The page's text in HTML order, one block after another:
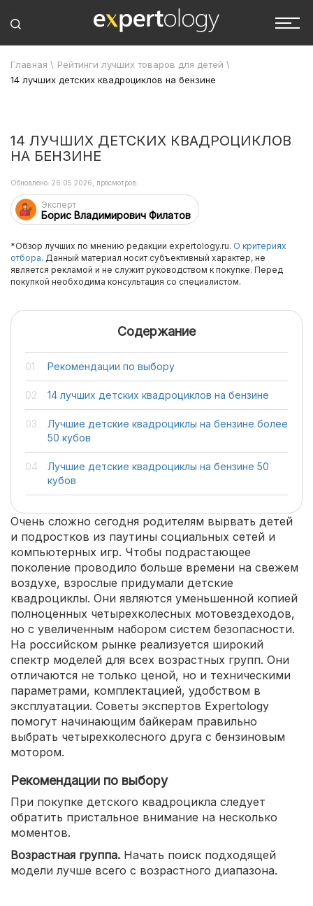
Главная \ Рейтинги лучших товаров для детей \
14 лучших детских квадроциклов на бензине
14 ЛУЧШИХ ДЕТСКИХ КВАДРОЦИКЛОВ
НА БЕНЗИНЕ
Эксперт
Борис Владимирович Филатов
Обновлено: 26.05.2026, просмотров:
*Обзор лучших по мнению редакции expertology.ru. О критериях
отбора. Данный материал носит субъективный характер, не
является рекламой и не служит руководством к покупке. Перед
покупкой необходима консультация со специалистом.
Содержание
Рекомендации по выбору
14 лучших детских квадроциклов на бензине
Лучшие детские квадроциклы на бензине более
50 кубов
Лучшие детские квадроциклы на бензине 50
кубов
Очень сложно сегодня родителям вырвать детей
и подростков из паутины социальных сетей и
компьютерных игр. Чтобы подрастающее
поколение проводило больше времени на свежем
воздухе, взрослые придумали детские
квадроциклы. Они являются уменьшенной копией
полноценных четырехколесных мотовездеходов,
но с увеличенным набором систем безопасности.
На российском рынке реализуется широкий
спектр моделей для всех возрастных групп. Они
отличаются не только ценой, но и техническими
параметрами, комплектацией, удобством в
эксплуатации. Советы экспертов Expertology
помогут начинающим байкерам правильно
выбрать четырехколесного друга с бензиновым
мотором.
Рекомендации по выбору
При покупке детского квадроцикла следует
обратить пристальное внимание на несколько
моментов.
Возрастная группа. Начать поиск подходящей
модели лучше всего с возрастного диапазона.